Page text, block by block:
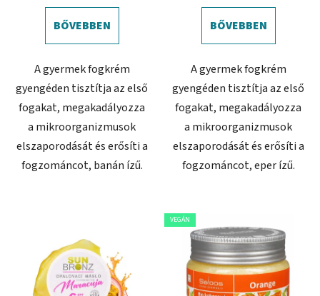
BŐVEBBEN
A gyermek fogkrém
gyengéden tisztítja az első
fogakat, megakadályozza
a mikroorganizmusok
elszaporodását és erősíti a
fogzománcot, banán ízű.
BŐVEBBEN
A gyermek fogkrém
gyengéden tisztítja az első
fogakat, megakadályozza
a mikroorganizmusok
elszaporodását és erősíti a
fogzománcot, eper ízű.
VEGÁN